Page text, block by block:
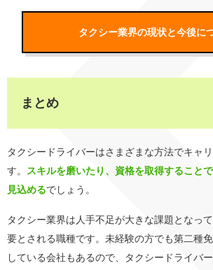
タクシー業界の現状と今後に
まとめ
タクシードライバーはさまざまな方法でキャ
す。
スキルを磨いたり、資格を取得すること
見込めるでしょう。
タクシー業界は人手不足が大きな課題となっ
要とされる職種です。未経験の方でも第二種
している会社もあるので、タクシードライバ